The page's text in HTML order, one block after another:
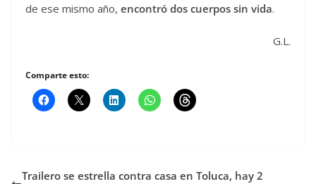
de ese mismo año, encontró dos cuerpos sin vida.
G.L.
Comparte esto:
Trailero se estrella contra casa en Toluca, hay 2